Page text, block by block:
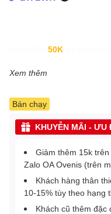
50K
Xem thêm
Bán chạy
KHUYỄN MÃI - ƯU
Giảm thêm 15k
Zalo OA Ovenis (trên
Khách hàng thân
10-15% tùy theo hạng
Khách cũ thêm